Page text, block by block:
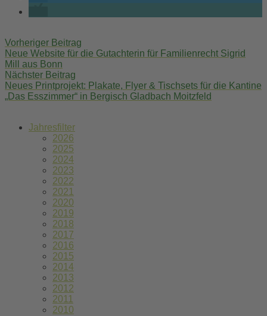
navigation
Vorheriger Beitrag
Neue Website für die Gutachterin für Familienrecht Sigrid
Mill aus Bonn
Nächster Beitrag
Neues Printprojekt: Plakate, Flyer & Tischsets für die Kantine
„Das Esszimmer“ in Bergisch Gladbach Moitzfeld
Jahresfilter
2026
2025
2024
2023
2022
2021
2020
2019
2018
2017
2016
2015
2014
2013
2012
2011
2010